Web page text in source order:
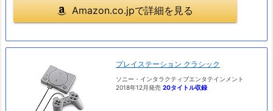
Amazon.co.jpで詳細を見る
プレイステーション クラシック
ソニー・インタラクティブエンタテインメント
2018年12月発売 20タイトル収録